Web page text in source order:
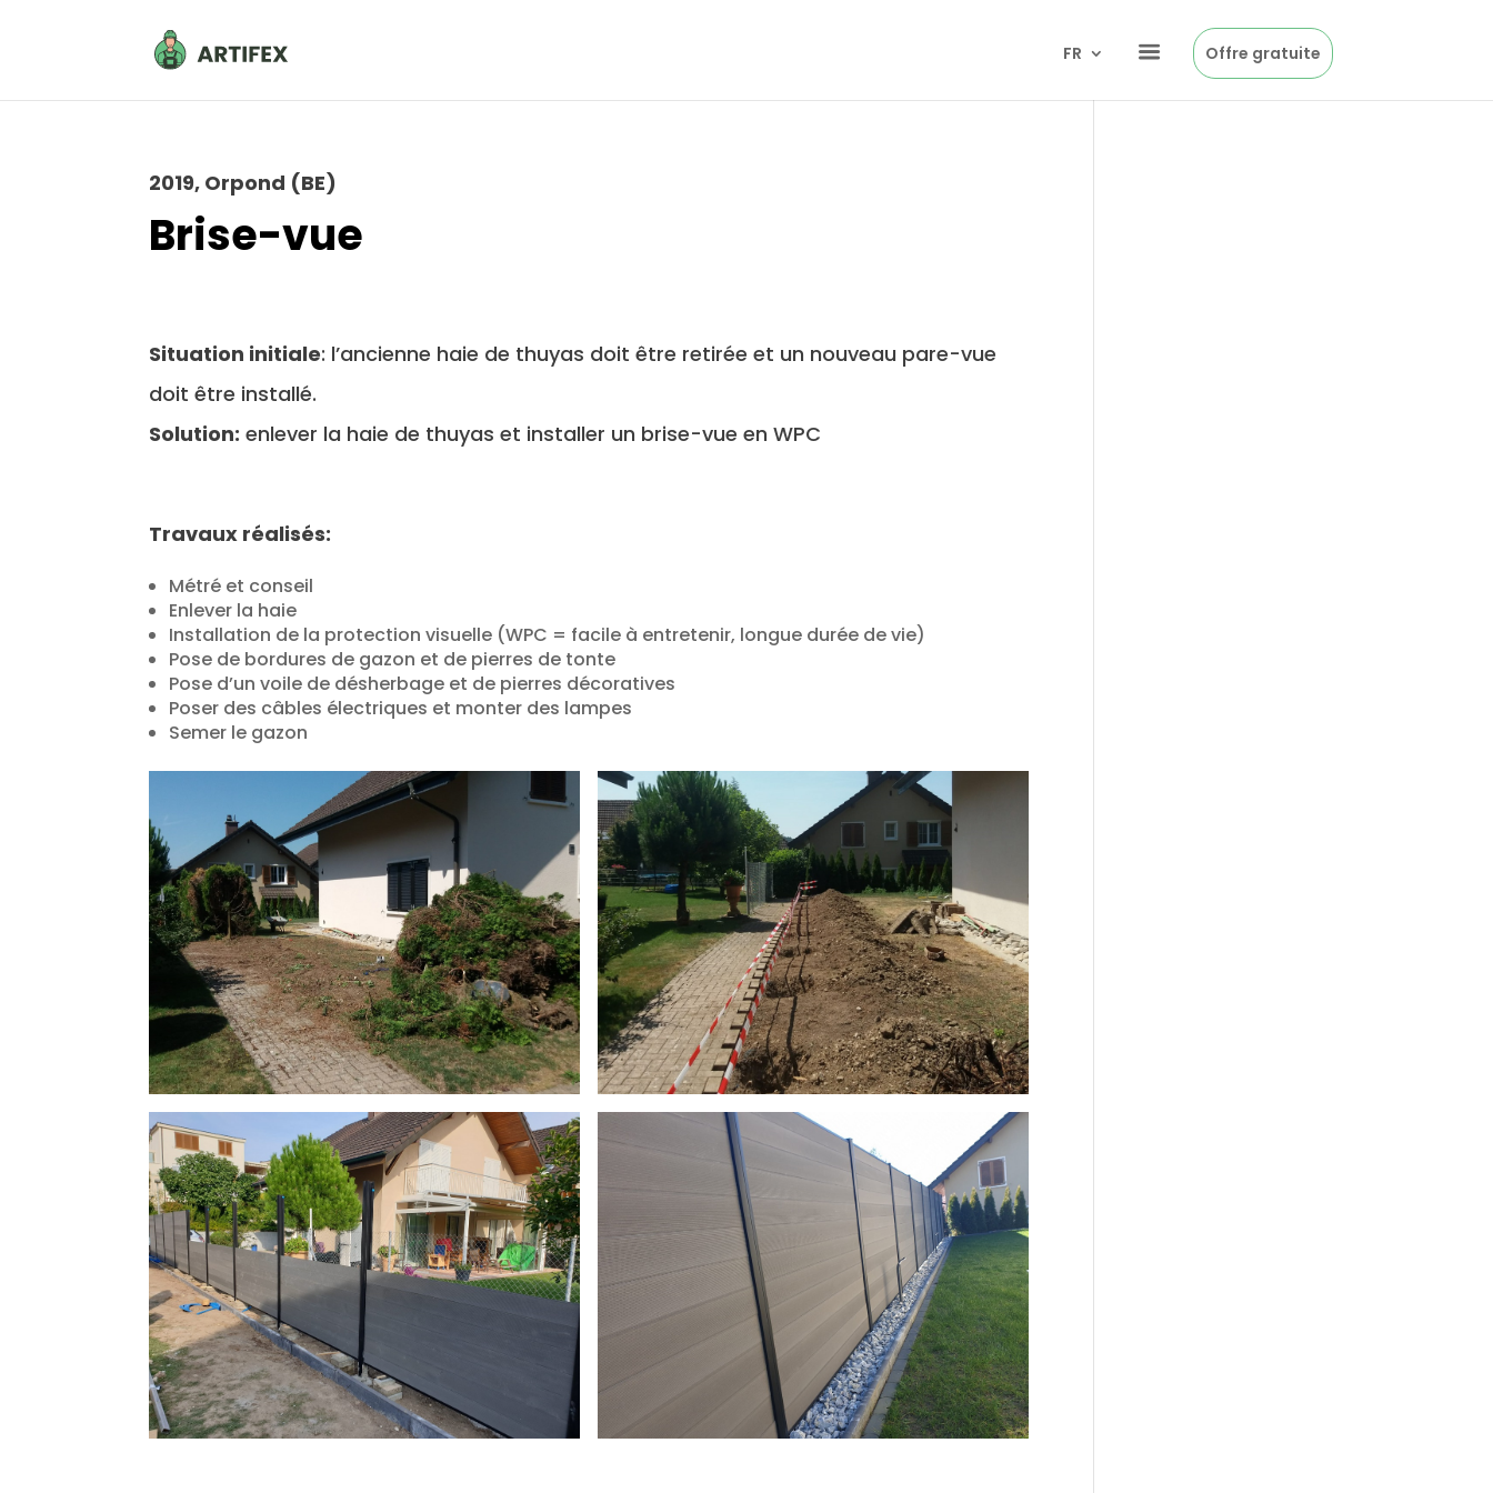
FR Offre gratuite
2019, Orpond (BE)
Brise-vue
Situation initiale: l’ancienne haie de thuyas doit être retirée et un nouveau pare-vue
doit être installé.
Solution: enlever la haie de thuyas et installer un brise-vue en WPC
Travaux réalisés:
Métré et conseil
Enlever la haie
Installation de la protection visuelle (WPC = facile à entretenir, longue durée de vie)
Pose de bordures de gazon et de pierres de tonte
Pose d’un voile de désherbage et de pierres décoratives
Poser des câbles électriques et monter des lampes
Semer le gazon